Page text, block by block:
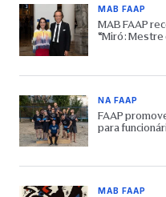
MAB FAAP
MAB FAAP
“Miró: Mestre
NA FAAP
FAAP
para
MAB FAAP